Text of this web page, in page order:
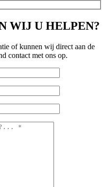
WIJ U HELPEN?
of kunnen wij direct aan de
contact met ons op.